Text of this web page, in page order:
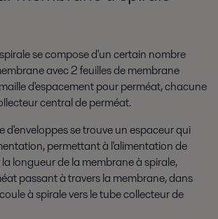
se compose d'un certain nombre
avec 2 feuilles de membrane
d'espacement pour perméat, chacune
central de perméat.
d'enveloppes se trouve un espaceur qui
permettant à l'alimentation de
longueur de la membrane à spirale,
passant à travers la membrane, dans
à spirale vers le tube collecteur de